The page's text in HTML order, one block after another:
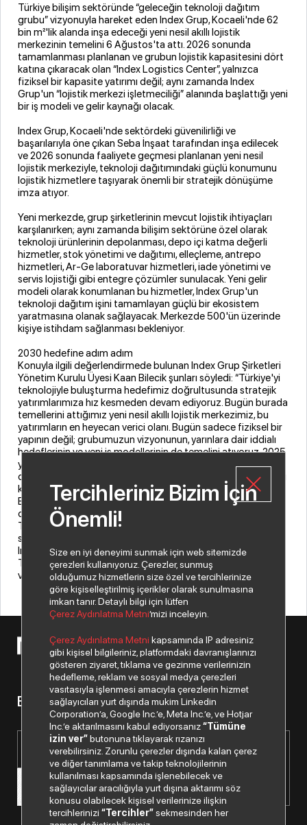
Türkiye bilişim sektöründe “geleceğin teknoloji dağıtım
grubu” vizyonuyla hareket eden Index Grup, Kocaeli'nde 62
bin m²'lik alanda inşa edeceği yeni nesil akıllı lojistik
merkezinin temelini 6 Ağustos'ta attı. 2026 sonunda
tamamlanması planlanan ve grubun lojistik kapasitesini dört
katına çıkaracak olan “Index Logistics Center”, yalnızca
fiziksel bir kapasite yatırımı değil; aynı zamanda Index
Grup'un “lojistik merkezi işletmeciliği” alanında başlattığı yeni
bir iş modeli ve gelir kaynağı olacak.
Index Grup, Kocaeli'nde sektördeki güvenilirliği ve
başarılarıyla öne çıkan Seba İnşaat tarafından inşa edilecek
ve 2026 sonunda faaliyete geçmesi planlanan yeni nesil
lojistik merkeziyle, teknoloji dağıtımındaki güçlü konumunu
lojistik hizmetlere taşıyarak önemli bir stratejik dönüşüme
imza atıyor.
Yeni merkezde, grup şirketlerinin mevcut lojistik ihtiyaçları
karşılanırken; aynı zamanda bilişim sektörüne özel olarak
teknoloji ürünlerinin depolanması, depo içi katma değerli
hizmetler, stok yönetimi ve dağıtımı, elleçleme, antrepo
hizmetleri, Ar-Ge laboratuvar hizmetleri, iade yönetimi ve
servis lojistiği gibi entegre çözümler sunulacak. Yeni gelir
modeli olarak konumlanan bu hizmetler, Index Grup'un
teknoloji dağıtım işini tamamlayan güçlü bir ekosistem
yaratmasına olanak sağlayacak. Merkezde 500'ün üzerinde
kişiye istihdam sağlanması bekleniyor.
2030 hedefine adım adım
Konuyla ilgili değerlendirmede bulunan Index Grup Şirketleri
Yönetim Kurulu Üyesi Kaan Bilecik şunları söyledi: “Türkiye'yi
teknolojiyle buluşturma hedefimiz doğrultusunda stratejik
yatırımlarımıza hız kesmeden devam ediyoruz. Bugün burada
temellerini attığımız yeni nesil akıllı lojistik merkezimiz, bu
yatırımların en heyecan verici olanı. Bugün sadece fiziksel bir
yapının değil; grubumuzun vizyonunun, yarınlara dair iddialı
hedeflerinin ve yeni iş modellerinin de temelini atıyoruz. 2025
yılı itibarıyla Türkiye'de 2 milyar dolar ciroyu geçen ilk
distribütör olmayı, 2030 yılına kadar büyüklüğümüzü en az iki
katına çıkarmayı ve önümüzdeki 10 yılda Avrupa, MEA ve
Balkanlar'da en büyük beş teknoloji distribütöründen biri
olmayı hedefliyoruz. Yeni nesil akıllı lojistik merkezimizin,
Türkiye'nin teknoloji ürünlerine erişimine önemli bir katkı
sağlayacağına inanıyoruz.”
Index Grup, bu yatırımla yalnızca kendi operasyonlarını değil,
Türkiye bilişim sektörünün tamamını daha hızlı, daha verimli
ve daha güçlü bir geleceğe taşımayı amaçlıyor.
© 2026 Copyright Netex A.Ş. Tüm hakları saklıdır.
Bizden haberiniz olsun.
Tercihleriniz Bizim İçin
Önemli!
Size en iyi deneyimi sunmak için web sitemizde
çerezleri kullanıyoruz. Çerezler, sunmuş
olduğumuz hizmetlerin size özel ve tercihlerinize
göre kişiselleştirilmiş içerikler olarak sunulmasına
imkan tanır. Detaylı bilgi için lütfen
Çerez Aydınlatma Metni’mizi inceleyin.
Çerez Aydınlatma Metni kapsamında IP adresiniz
gibi kişisel bilgileriniz, platformdaki davranışlarınızı
gösteren ziyaret, tıklama ve gezinme verilerinizin
hedefleme, reklam ve sosyal medya çerezleri
vasıtasıyla işlenmesi amacıyla çerezlerin hizmet
sağlayıcıları yurt dışında mukim Linkedin
Corporation’a, Google Inc.’e, Meta Inc.’e, ve Hotjar
Inc.’e aktarılmasını kabul ediyorsanız“Tümüne
izin ver”butonuna tıklayarak rızanızı
verebilirsiniz. Zorunlu çerezler dışında kalan çerez
ve diğer tanımlama ve takip teknolojilerinin
kullanılması kapsamında işlenebilecek ve
sağlayıcılar aracılığıyla yurt dışına aktarımı söz
konusu olabilecek kişisel verilerinize ilişkin
tercihlerinizi“Tercihler”sekmesinden her